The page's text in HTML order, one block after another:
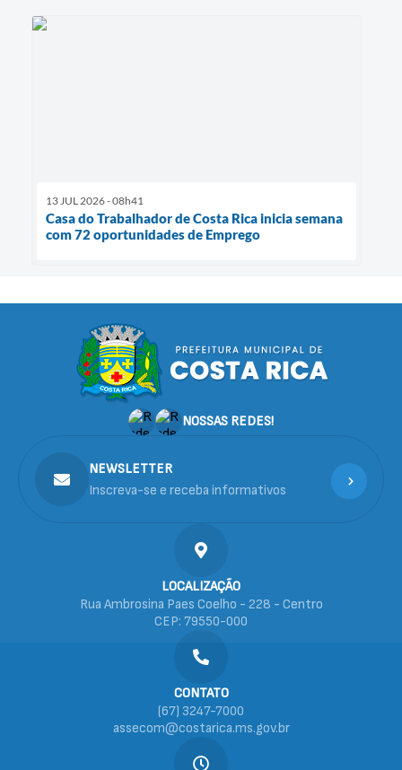
13 JUL 2026 - 08h41
Casa do Trabalhador de Costa Rica inicia semana
com 72 oportunidades de Emprego
NOSSAS REDES!
LOCALIZAÇÃO
Rua Ambrosina Paes Coelho - 228 - Centro
CEP: 79550-000
CONTATO
(67) 3247-7000
assecom@costarica.ms.gov.br
NEWSLETTER
Inscreva-se e receba informativos